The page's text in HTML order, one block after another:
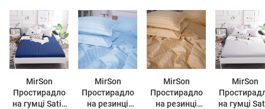
MirSon
Простирадло
на гумці Satin
MirSon
Простирадло
на резинці
MirSon
Простирадло
на резинці
MirSon
на гумці Satin